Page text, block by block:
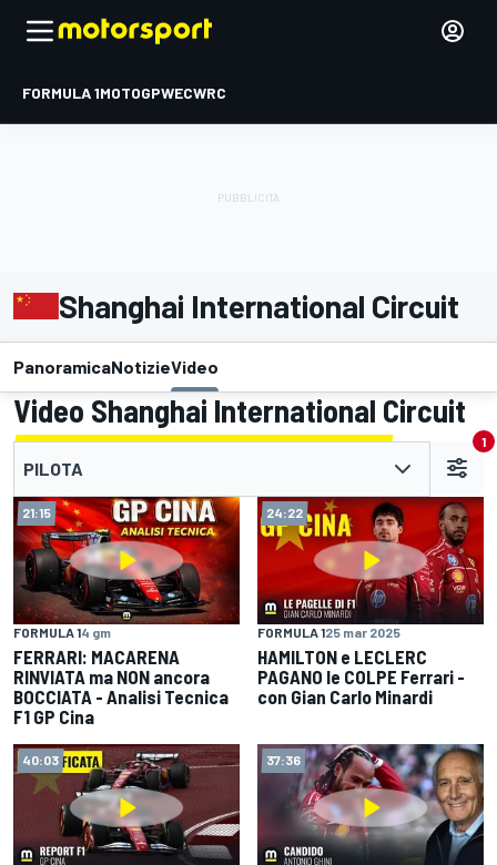
FORMULA 1MOTOGPWECWRC
Shanghai International Circuit
PanoramicaNotizieVideo
Video Shanghai International Circuit
PILOTA
1
21:15
FORMULA 14 gm
FERRARI: MACARENA
RINVIATA ma NON ancora
BOCCIATA - Analisi Tecnica
F1 GP Cina
24:22
FORMULA 125 mar 2025
HAMILTON e LECLERC
PAGANO le COLPE Ferrari -
con Gian Carlo Minardi
40:03 37:36